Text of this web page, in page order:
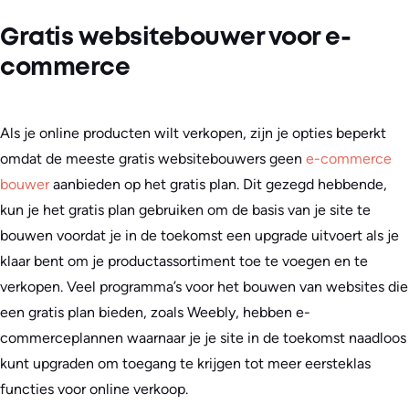
Gratis websitebouwer voor e-
commerce
Als je online producten wilt verkopen, zijn je opties beperkt
omdat de meeste gratis websitebouwers geen e-commerce
bouweraanbieden op het gratis plan. Dit gezegd hebbende,
kun je het gratis plan gebruiken om de basis van je site te
bouwen voordat je in de toekomst een upgrade uitvoert als je
klaar bent om je productassortiment toe te voegen en te
verkopen. Veel programma’s voor het bouwen van websites die
een gratis plan bieden, zoals Weebly, hebben e-
commerceplannen waarnaar je je site in de toekomst naadloos
kunt upgraden om toegang te krijgen tot meer eersteklas
functies voor online verkoop.